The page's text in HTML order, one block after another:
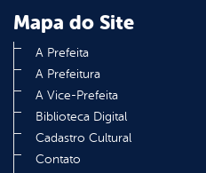
Mapa do Site
A Prefeita
A Prefeitura
A Vice-Prefeita
Biblioteca Digital
Cadastro Cultural
Contato